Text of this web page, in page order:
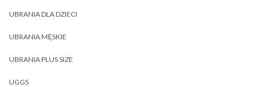
UBRANIA DLA DZIECI
UBRANIA MĘSKIE
UBRANIA PLUS SIZE
UGGS